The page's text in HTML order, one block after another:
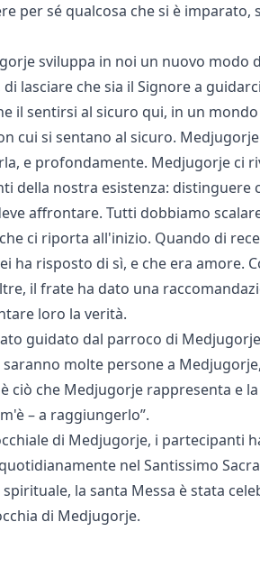
per sé qualcosa che si è imparato,
sviluppa in noi un nuovo modo
lasciare che sia il Signore a
il sentirsi al sicuro qui, in un
cui si sentano al sicuro.
e profondamente. Medjugorje ci
della nostra esistenza: distinguere
affrontare. Tutti dobbiamo
ci riporta all'inizio. Quando di
ha risposto di sì, e che era amore.
il frate ha dato una
loro la verità.
guidato dal parroco di
molte persone a
che Medjugorje rappresenta e
– a raggiungerlo”.
di Medjugorje, i partecipanti
nel Santissimo
la santa Messa è stata
di Medjugorje.